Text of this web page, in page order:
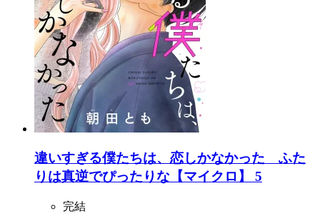
違いすぎる僕たちは、恋しかなかった ふた
りは真逆でぴったりな【マイクロ】 5
完結